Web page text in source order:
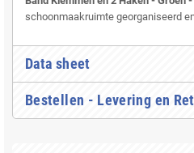
schoonmaakruimte georganiseerd
Data sheet
Bestellen - Levering en